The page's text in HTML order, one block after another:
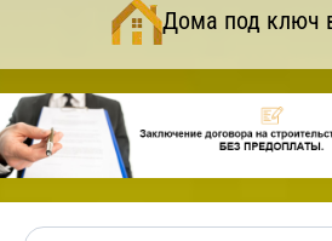
Дома под ключ